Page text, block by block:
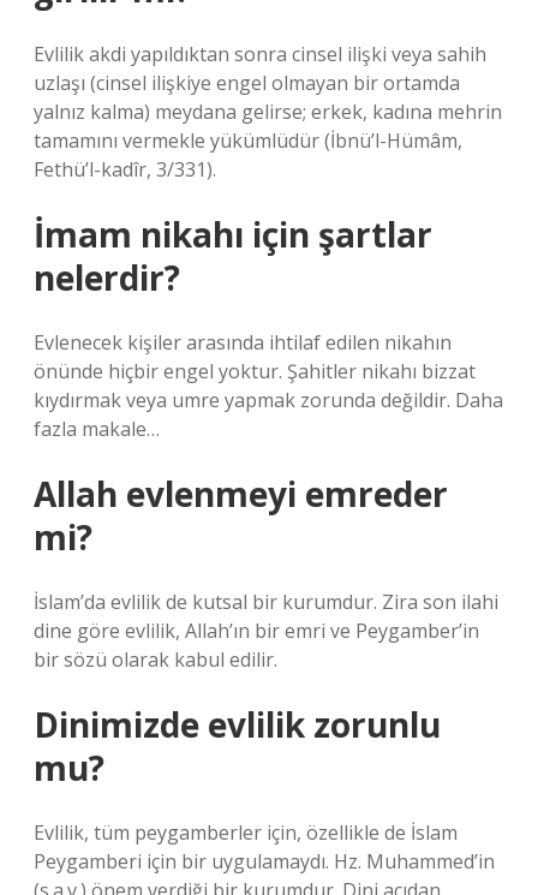
Evlilik akdi yapıldıktan sonra cinsel ilişki veya sahih
uzlaşı (cinsel ilişkiye engel olmayan bir ortamda
yalnız kalma) meydana gelirse; erkek, kadına mehrin
tamamını vermekle yükümlüdür (İbnü’l-Hümâm,
Fethü’l-kadîr, 3/331).
İmam nikahı için şartlar
nelerdir?
Evlenecek kişiler arasında ihtilaf edilen nikahın
önünde hiçbir engel yoktur. Şahitler nikahı bizzat
kıydırmak veya umre yapmak zorunda değildir. Daha
fazla makale…
Allah evlenmeyi emreder
mi?
İslam’da evlilik de kutsal bir kurumdur. Zira son ilahi
dine göre evlilik, Allah’ın bir emri ve Peygamber’in
bir sözü olarak kabul edilir.
Dinimizde evlilik zorunlu
mu?
Evlilik, tüm peygamberler için, özellikle de İslam
Peygamberi için bir uygulamaydı. Hz. Muhammed’in